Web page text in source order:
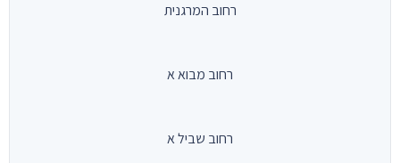
רחוב המרגנית
רחוב מבוא א
רחוב שביל א